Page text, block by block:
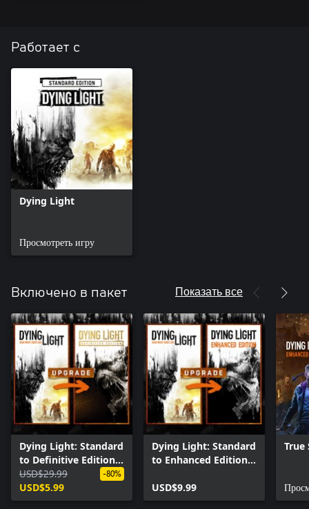
Работает с
Dying Light
Просмотреть игру
Включено в пакет Показать все
Dying Light: Standard
to Definitive Edition
Upgrade
USD$29.99
USD$5.99
-80%
Dying Light: Standard
to Enhanced Edition
USD$9.99
True